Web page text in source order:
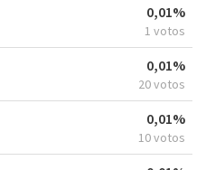
0,01%
1 votos
0,01%
20 votos
0,01%
10 votos